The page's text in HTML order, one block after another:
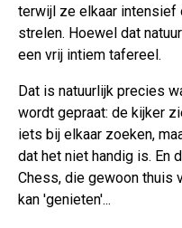
terwijl ze elkaar intensief
strelen. Hoewel dat
een vrij intiem tafereel.
Dat is natuurlijk precies
wordt gepraat: de kijker
iets bij elkaar zoeken,
dat het niet handig is. En
Chess, die gewoon thuis
kan 'genieten'...